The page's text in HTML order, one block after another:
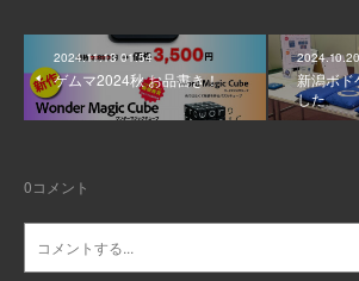
2024.11.13 01:54
ゲムマ2024秋 お品書き！
新潟ボド
した
0コメント